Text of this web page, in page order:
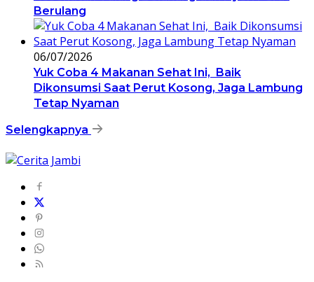
Berulang
06/07/2026
Yuk Coba 4 Makanan Sehat Ini, Baik
Dikonsumsi Saat Perut Kosong, Jaga Lambung
Tetap Nyaman
Selengkapnya